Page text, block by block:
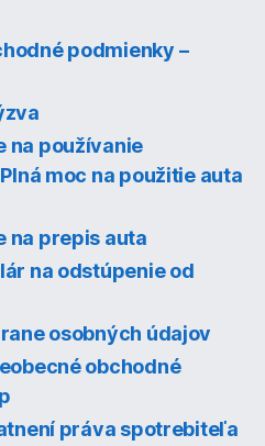
podmienky –
na používanie
moc na použitie auta
na prepis auta
na odstúpenie od
osobných údajov
obchodné
práva spotrebiteľa